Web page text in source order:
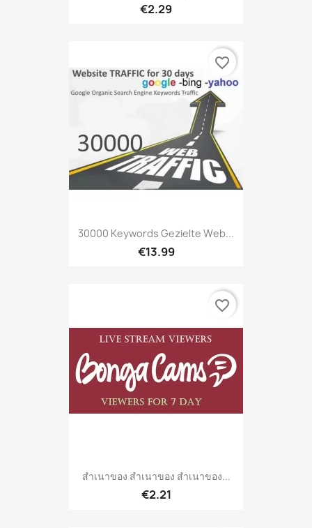
€2.29
30000 Keywords Gezielte Web...
€13.99
favorite_border
สำเนาของ สำเนาของ สำเนาของ...
€2.21
favorite_border